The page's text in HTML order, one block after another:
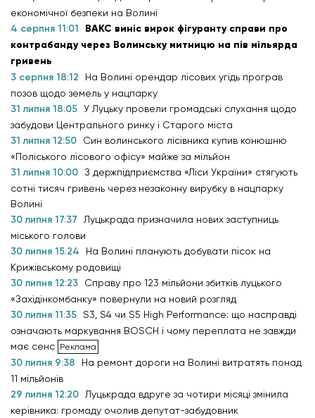
економічної безпеки на Волині
4 серпня 11:01
ВАКС виніс вирок фігуранту справи про
контрабанду через Волинську митницю на пів мільярда
гривень
3 серпня 18:12
На Волині орендар лісових угідь програв
позов щодо земель у нацпарку
31 липня 18:05 У Луцьку провели громадські слухання щодо
забудови Центрального ринку і Старого міста
31 липня 12:50
Син волинського лісівника купив конюшню
«Поліського лісового офісу» майже за мільйон
31 липня 10:00 З держпідприємства «Ліси України» стягують
сотні тисяч гривень через незаконну вирубку в нацпарку
Волині
30 липня 17:37
Луцькрада призначила нових заступниць
міського голови
30 липня 15:24
На Волині планують добувати пісок на
Крижівському родовищі
30 липня 12:23
Справу про 123 мільйони збитків луцького
«Західінкомбанку» повернули на новий розгляд
30 липня 11:35 S3, S4 чи S5 High Performance: що насправді
означають маркування BOSCH і чому переплата не завжди
має сенс
30 липня 9:38
На ремонт дороги на Волині витратять понад
11 мільйонів
29 липня 12:20
Луцькрада вдруге за чотири місяці змінила
керівника: громаду очолив депутат-забудовник